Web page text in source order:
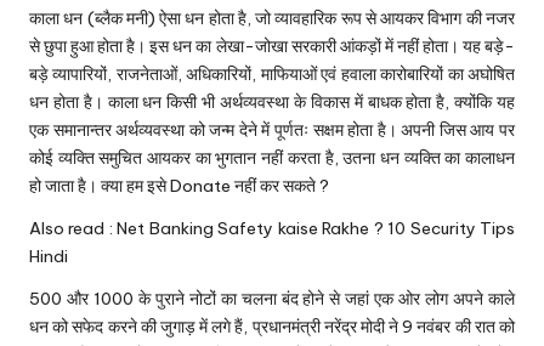
काला धन (ब्लैक मनी) ऐसा धन होता है, जो व्यावहारिक रूप से आयकर विभाग की नजर
से छुपा हुआ होता है। इस धन का लेखा-जोखा सरकारी आंकड़ों में नहीं होता। यह बड़े-
बड़े व्यापारियों, राजनेताओं, अधिकारियों, माफियाओं एवं हवाला कारोबारियों का अघोषित
धन होता है। काला धन किसी भी अर्थव्यवस्था के विकास में बाधक होता है, क्योंकि यह
एक समानान्तर अर्थव्यवस्था को जन्म देने में पूर्णतः सक्षम होता है। अपनी जिस आय पर
कोई व्यक्ति समुचित आयकर का भुगतान नहीं करता है, उतना धन व्यक्ति का कालाधन
हो जाता है। क्या हम इसे Donate नहीं कर सकते ?
Also read :Net Banking Safety kaise Rakhe ? 10 Security Tips
Hindi
500 और 1000 के पुराने नोटों का चलना बंद होने से जहां एक ओर लोग अपने काले
धन को सफेद करने की जुगाड़ में लगे हैं, प्रधानमंत्री नरेंद्र मोदी ने 9 नवंबर की रात को